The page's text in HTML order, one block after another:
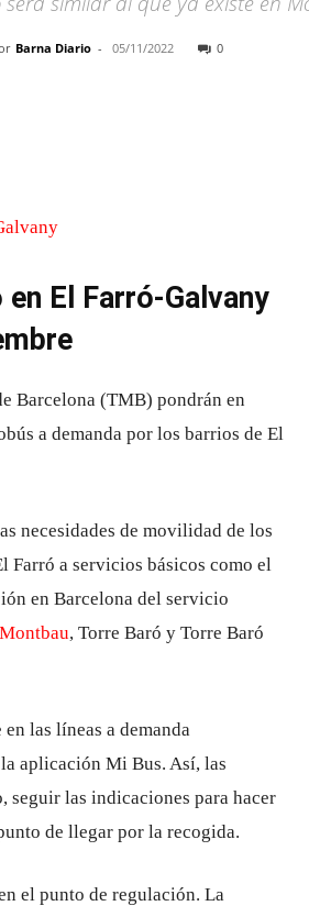
Barna Diario - 05/11/2022 0
El Farró-Galvany
Barcelona (TMB) pondrán en
a demanda por los barrios de El
necesidades de movilidad de los
Farró a servicios básicos como el
en Barcelona del servicio
Montbau, Torre Baró y Torre Baró
las líneas a demanda
aplicación Mi Bus. Así, las
seguir las indicaciones para hacer
de llegar por la recogida.
el punto de regulación. La